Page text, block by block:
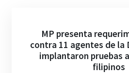
MP presenta
contra 11 agentes de la
implantaron pruebas
filipinos